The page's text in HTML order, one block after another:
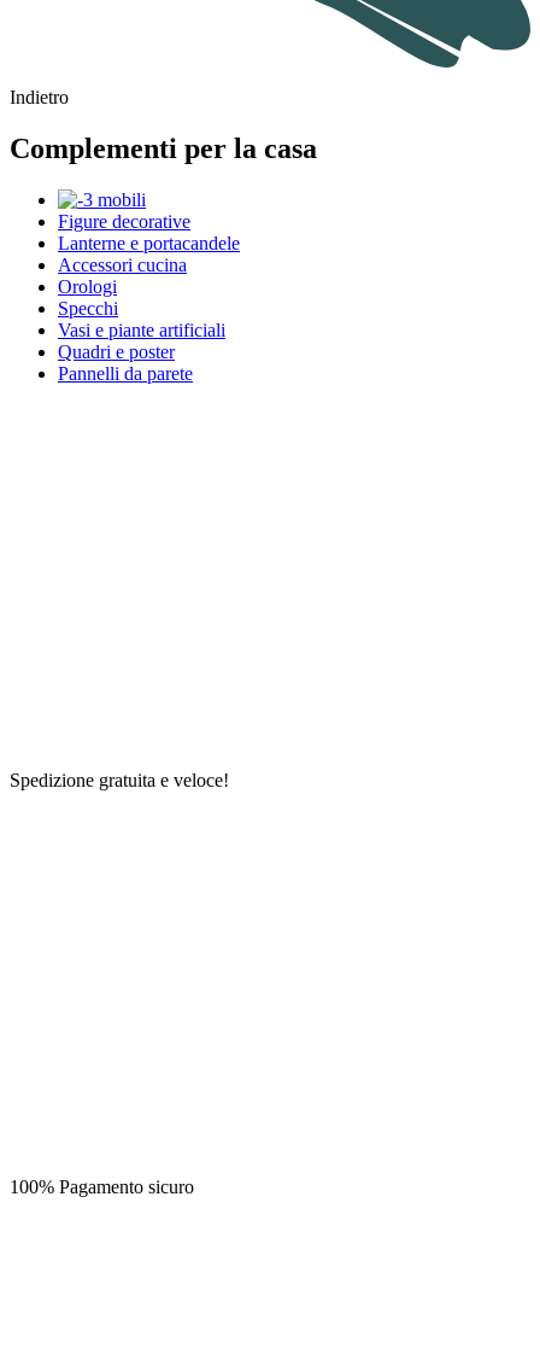
Indietro
Complementi per la casa
Figure decorative
Lanterne e portacandele
Accessori cucina
Orologi
Specchi
Vasi e piante artificiali
Quadri e poster
Pannelli da parete
Spedizione gratuita e veloce!
100% Pagamento sicuro